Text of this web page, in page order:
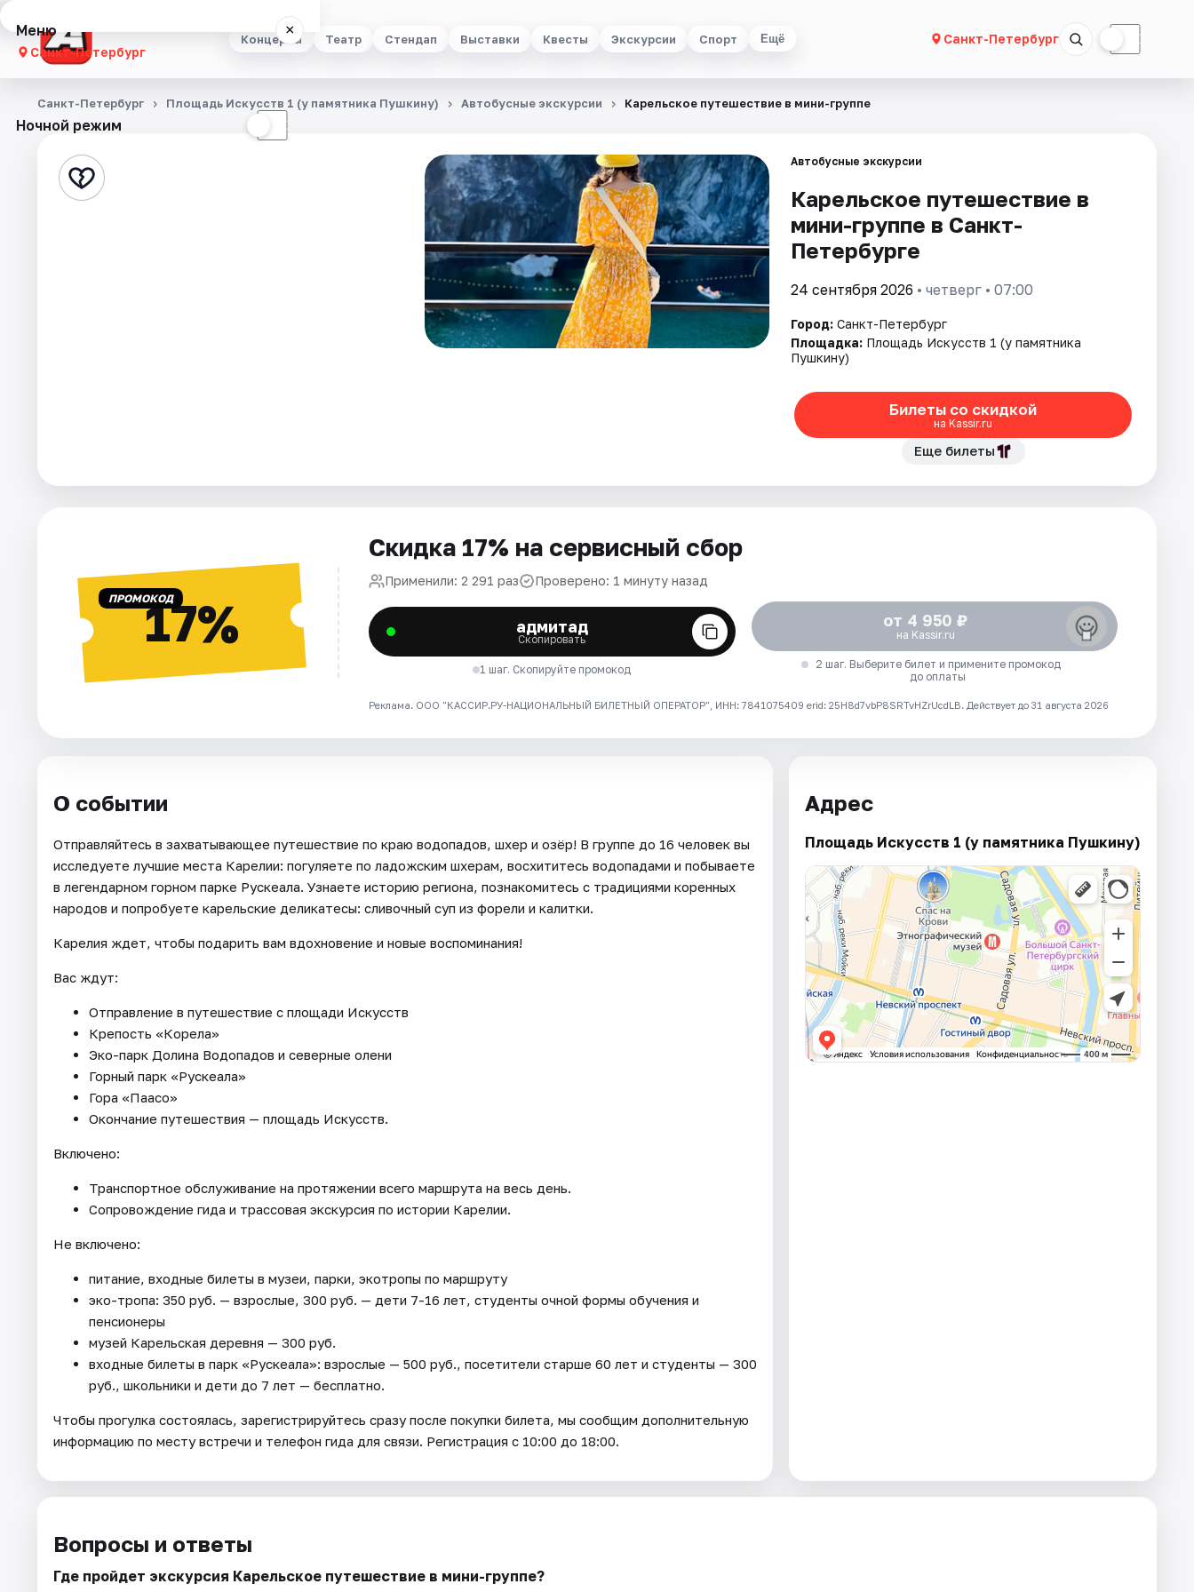
Концерты Театр Стендап Выставки Квесты Экскурсии Спорт Ещё Санкт-Петербург ☾
Меню ×
Санкт-Петербург
Концерты
Стендап
Площадки
Ночной режим ☾
Санкт-Петербург Площадь Искусств 1 (у памятника Пушкину) Автобусные экскурсии Карельское путешествие в мини-группе
Автобусные экскурсии
Карельское путешествие в
мини-группе в Санкт-
Петербурге
24 сентября 2026 • четверг • 07:00
Город: Санкт-Петербург
Площадка: Площадь Искусств 1 (у памятника
Пушкину)
Билеты со скидкой
на Kassir.ru
Еще билеты
ПРОМОКОД17%
Скидка 17% на сервисный сбор
Применили: 2 291 раз Проверено: 1 минуту назад
адмитад
Скопировать
1 шаг. Скопируйте промокод
от 4 950 ₽
на Kassir.ru
2 шаг. Выберите билет и примените промокод
до оплаты
Реклама. ООО "КАССИР.РУ-НАЦИОНАЛЬНЫЙ БИЛЕТНЫЙ ОПЕРАТОР", ИНН: 7841075409 erid: 25H8d7vbP8SRTvHZrUcdLB. Действует до 31 августа 2026
О событии
Отправляйтесь в захватывающее путешествие по краю водопадов, шхер и озёр! В группе до 16 человек вы
исследуете лучшие места Карелии: погуляете по ладожским шхерам, восхититесь водопадами и побываете
в легендарном горном парке Рускеала. Узнаете историю региона, познакомитесь с традициями коренных
народов и попробуете карельские деликатесы: сливочный суп из форели и калитки.
Карелия ждет, чтобы подарить вам вдохновение и новые воспоминания!
Вас ждут:
Отправление в путешествие с площади Искусств
Крепость «Корела»
Эко-парк Долина Водопадов и северные олени
Горный парк «Рускеала»
Гора «Паасо»
Окончание путешествия — площадь Искусств.
Включено:
Транспортное обслуживание на протяжении всего маршрута на весь день.
Сопровождение гида и трассовая экскурсия по истории Карелии.
Не включено:
питание, входные билеты в музеи, парки, экотропы по маршруту
эко-тропа: 350 руб. — взрослые, 300 руб. — дети 7-16 лет, студенты очной формы обучения и
пенсионеры
музей Карельская деревня — 300 руб.
входные билеты в парк «Рускеала»: взрослые — 500 руб., посетители старше 60 лет и студенты — 300
руб., школьники и дети до 7 лет — бесплатно.
Чтобы прогулка состоялась, зарегистрируйтесь сразу после покупки билета, мы сообщим дополнительную
информацию по месту встречи и телефон гида для связи. Регистрация с 10:00 до 18:00.
Адрес
Площадь Искусств 1 (у памятника Пушкину)
Вопросы и ответы
Где пройдет экскурсия Карельское путешествие в мини-группе?